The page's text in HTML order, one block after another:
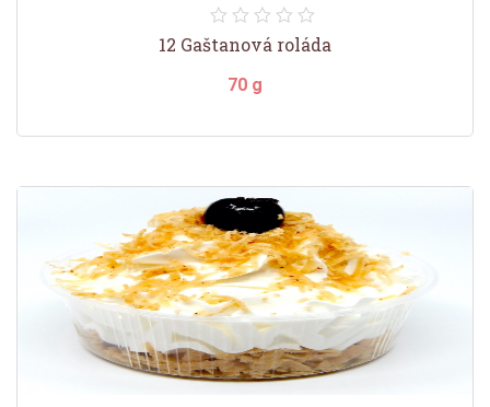
12 Gaštanová roláda
70 g